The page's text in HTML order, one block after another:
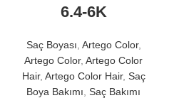
6.4-6K
Saç Boyası Artego Color,
Artego Color, Artego Color
Hair, Artego Color Hair, Saç
Boya Bakımı Saç Bakımı